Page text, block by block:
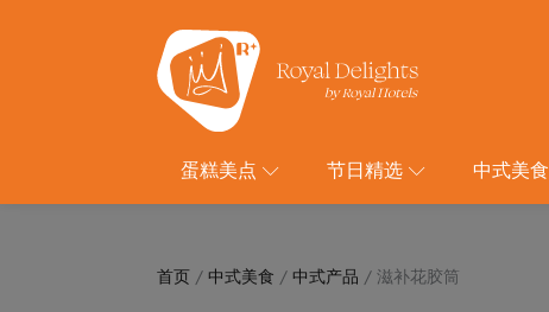
蛋糕美点 节日精选 中式美食
首页 / 中式美食 / 中式产品 / 滋补花胶筒